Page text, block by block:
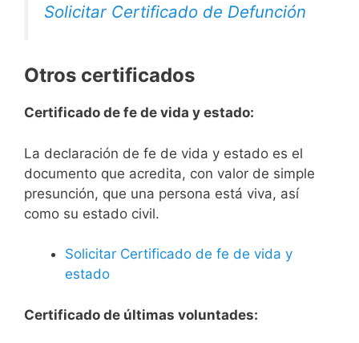
Solicitar Certificado de Defunción
Otros certificados
Certificado de fe de vida y estado:
La declaración de fe de vida y estado es el
documento que acredita, con valor de simple
presunción, que una persona está viva, así
como su estado civil.
Solicitar Certificado de fe de vida y
estado
Certificado de últimas voluntades: